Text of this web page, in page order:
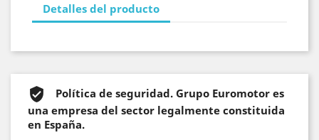
Detalles del producto
Política de seguridad. Grupo Euromotor es
una empresa del sector legalmente constituida
en España.